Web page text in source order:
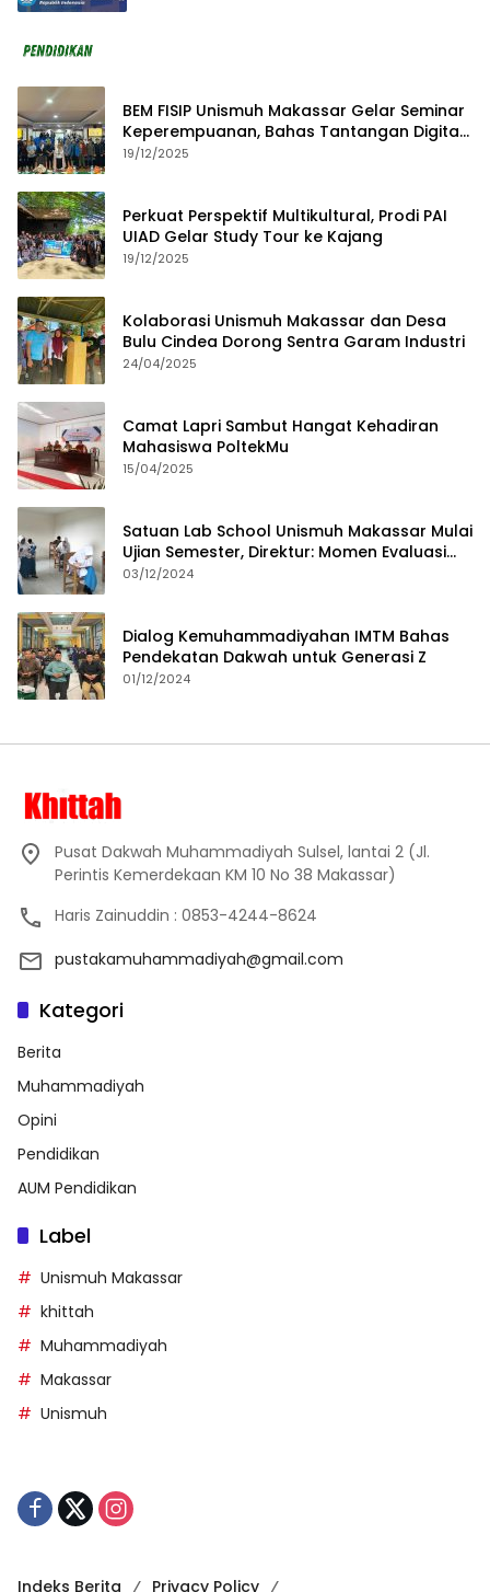
BEM FISIP Unismuh Makassar Gelar Seminar
Keperempuanan, Bahas Tantangan Digital
dan Budaya Lokal
19/12/2025
Perkuat Perspektif Multikultural, Prodi PAI
UIAD Gelar Study Tour ke Kajang
19/12/2025
Kolaborasi Unismuh Makassar dan Desa
Bulu Cindea Dorong Sentra Garam Industri
24/04/2025
Camat Lapri Sambut Hangat Kehadiran
Mahasiswa PoltekMu
15/04/2025
Satuan Lab School Unismuh Makassar Mulai
Ujian Semester, Direktur: Momen Evaluasi
Proses Pembelajaran
03/12/2024
Dialog Kemuhammadiyahan IMTM Bahas
Pendekatan Dakwah untuk Generasi Z
01/12/2024
Pusat Dakwah Muhammadiyah Sulsel, lantai 2 (Jl.
Perintis Kemerdekaan KM 10 No 38 Makassar)
Haris Zainuddin : 0853-4244-8624
pustakamuhammadiyah@gmail.com
Kategori
Berita
Muhammadiyah
Opini
Pendidikan
AUM Pendidikan
Label
Unismuh Makassar
khittah
Muhammadiyah
Makassar
Unismuh
Indeks Berita Privacy Policy